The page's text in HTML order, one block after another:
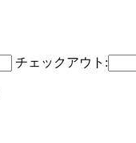
チェックアウト: